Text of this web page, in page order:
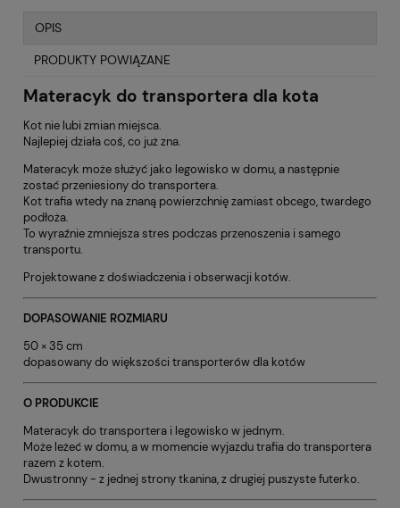
OPIS
PRODUKTY POWIĄZANE
Materacyk do transportera dla kota
Kot nie lubi zmian miejsca.
Najlepiej działa coś, co już zna.
Materacyk może służyć jako legowisko w domu, a następnie
zostać przeniesiony do transportera.
Kot trafia wtedy na znaną powierzchnię zamiast obcego, twardego
podłoża.
To wyraźnie zmniejsza stres podczas przenoszenia i samego
transportu.
Projektowane z doświadczenia i obserwacji kotów.
DOPASOWANIE ROZMIARU
50 × 35 cm
dopasowany do większości transporterów dla kotów
O PRODUKCIE
Materacyk do transportera i legowisko w jednym.
Może leżeć w domu, a w momencie wyjazdu trafia do transportera
razem z kotem.
Dwustronny - z jednej strony tkanina, z drugiej puszyste futerko.